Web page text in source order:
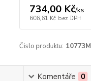
734,00 Kč/ks
606,61 Kč bez DPH
Číslo produktu: 10773M
Komentáře 0